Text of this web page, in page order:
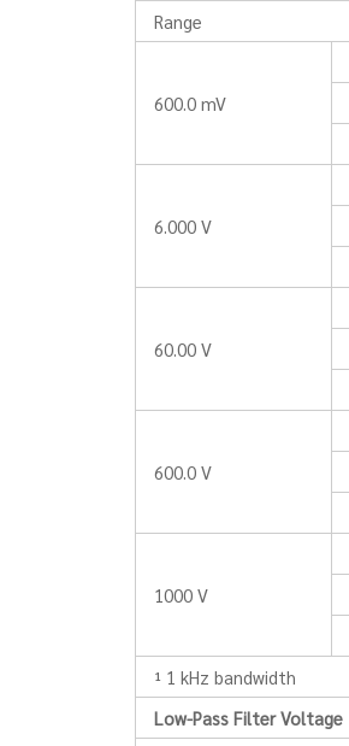
Range
600.0 mV
6.000 V
60.00 V
600.0 V
1000 V
¹ 1 kHz bandwidth
Low-Pass Filter Voltage